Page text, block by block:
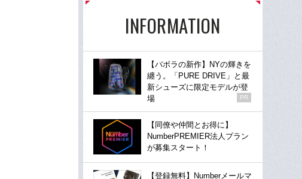
INFORMATION
【バボラの新作】NYの輝きを
纏う。「PURE DRIVE」と最
新シューズに限定モデルが登
場
PR
【同僚や仲間とお得に】
NumberPREMIER法人プラン
が募集スタート！
【登録無料】Numberメールマ